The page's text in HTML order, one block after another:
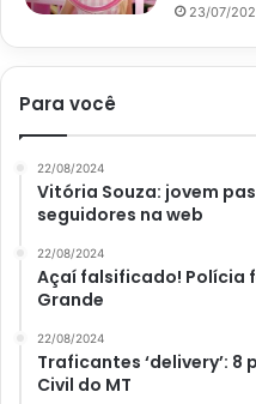
23/07/
Para você
22/08/2024
Vitória Souza: jovem
seguidores na web
22/08/2024
Açaí falsificado! Polícia
Grande
22/08/2024
Traficantes ‘delivery’:
Civil do MT